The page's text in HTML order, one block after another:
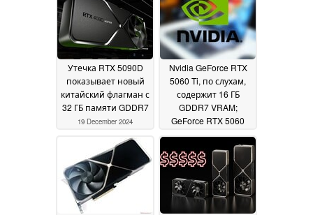
December 2024
Утечка RTX 5090D
показывает новый
китайский флагман с
32 ГБ памяти GDDR7
19 December 2024
Nvidia GeForce RTX
5060 Ti, по слухам,
содержит 16 ГБ
GDDR7 VRAM;
GeForce RTX 5060
обходится 8 ГБ17
December 2024